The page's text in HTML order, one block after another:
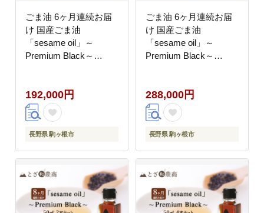
ごま油 6ヶ月連続お届
け 国産ごま油
「sesame oil」～
Premium Black～
料 長野県駒ケ根市産
192,000円
長野県 駒ヶ根市
ごま油 6ヶ月連続お届
け 国産ごま油
「sesame oil」～
Premium Black～
料 長野県駒ケ根市産
288,000円
長野県 駒ヶ根市